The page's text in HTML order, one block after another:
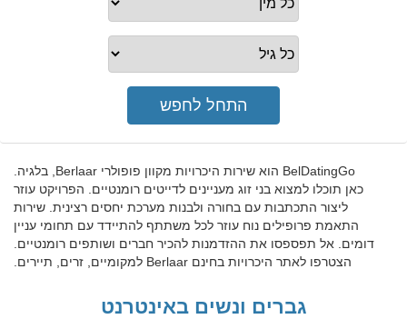
BelDatingGo הוא שירות היכרויות מקוון פופולרי Berlaar, בלגיה.
כאן תוכלו למצוא בני זוג מעניינים לדייטים רומנטיים. הפרויקט עוזר
ליצור התכתבות עם בחורה ולבנות מערכת יחסים רצינית. שירות
התאמת פרופילים נוח עוזר לכל משתתף להתיידד עם תחומי עניין
דומים. אל תפספסו את ההזדמנות להכיר חברים ושותפים רומנטיים.
הצטרפו לאתר היכרויות בחינם Berlaar למקומיים, זרים, תיירים.
גברים ונשים באינטרנט